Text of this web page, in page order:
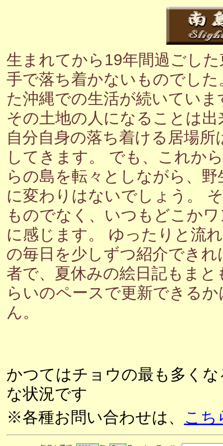
生まれてから19年間過ごし
手で落ち着かないものでし
た沖縄での生活が続いてい
その土地の人になることは
自分自身の落ち着ける居場
してきます。 でも、これか
らの島を転々としながら、
に変わりはないでしょう。
ものでなく、いつもどこか
に感じます。 ゆったりと流
の毎日を少しずつ紹介でき
者で、夏休みの絵日記もま
らいのペースで更新できる
ん。
かつてはチョウの最も多く
な状況です
※各種お問い合わせは、 こち